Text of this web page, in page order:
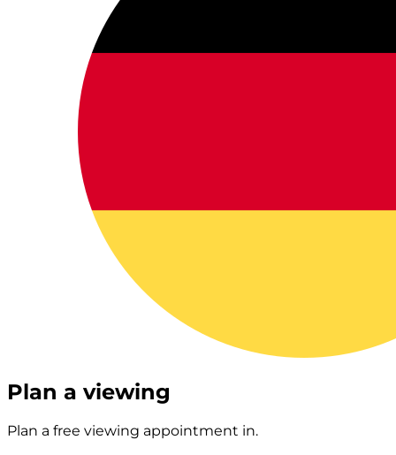
Plan a viewing
Plan a free viewing appointment in.